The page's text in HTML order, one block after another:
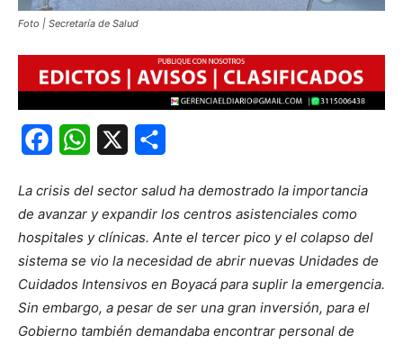
Foto | Secretaría de Salud
FacebookWhatsApp
La crisis del sector salud ha demostrado la importancia
de avanzar y expandir los centros asistenciales como
hospitales y clínicas. Ante el tercer pico y el colapso del
sistema se vio la necesidad de abrir nuevas Unidades de
Cuidados Intensivos en Boyacá para suplir la emergencia.
Sin embargo, a pesar de ser una gran inversión, para el
Gobierno también demandaba encontrar personal de